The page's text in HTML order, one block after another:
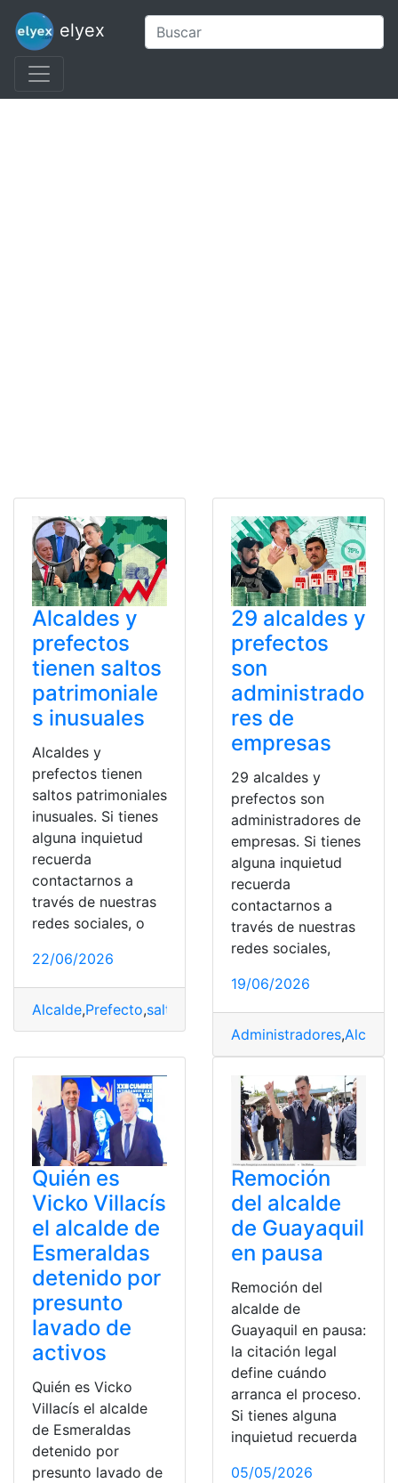
elyex
Alcaldes y
prefectos
tienen saltos
patrimoniale
s inusuales
Alcaldes y
prefectos tienen
saltos patrimoniales
inusuales. Si tienes
alguna inquietud
recuerda
contactarnos a
través de nuestras
redes sociales, o
22/06/2026
Alcalde,Prefecto,saltos patrimoniales
29 alcaldes y
prefectos
son
administrado
res de
empresas
29 alcaldes y
prefectos son
administradores de
empresas. Si tienes
alguna inquietud
recuerda
contactarnos a
través de nuestras
redes sociales,
19/06/2026
Administradores,Alcalde
Quién es
Vicko Villacís
el alcalde de
Esmeraldas
detenido por
presunto
lavado de
activos
Quién es Vicko
Villacís el alcalde
de Esmeraldas
detenido por
presunto lavado de
Remoción
del alcalde
de Guayaquil
en pausa
Remoción del
alcalde de
Guayaquil en pausa:
la citación legal
define cuándo
arranca el proceso.
Si tienes alguna
inquietud recuerda
05/05/2026